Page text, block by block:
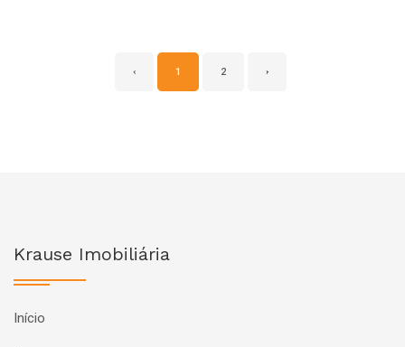
‹ 1 2 ›
Krause Imobiliária
Início